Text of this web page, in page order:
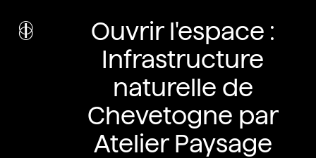
i nstitutculturel
rchitecture
Wallonie-Bruxelles
Ouvrir l'espace :
Infrastructure
naturelle de
Chevetogne par
Atelier Paysage